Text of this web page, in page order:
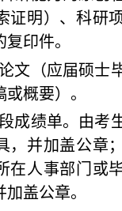
证明）、科研
印件。
文（应届硕士
概要）。
成绩单。由考
，并加盖公章
在人事部门或
加盖公章。